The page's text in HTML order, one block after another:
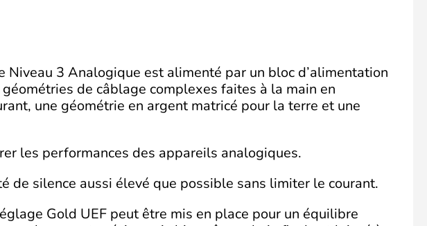
3 Analogique est alimenté par un bloc d’alimentation
de câblage complexes faites à la main en
une géométrie en argent matricé pour la terre et une
les performances des appareils analogiques.
de silence aussi élevé que possible sans limiter le courant.
Gold UEF peut être mis en place pour un équilibre